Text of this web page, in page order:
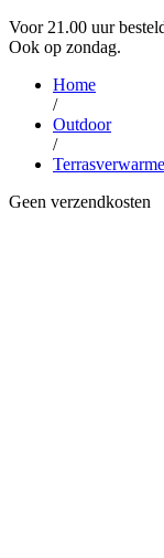
Voor 21.00 uur
Ook op zondag.
Home
/
Outdoor
/
Geen verzendkosten